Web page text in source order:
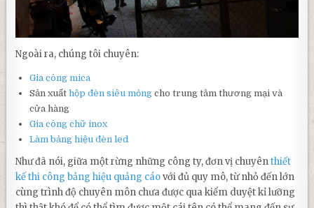
Ngoài ra, chúng tôi chuyên:
Gia công mica
Sản xuấthộp đèn siêu mỏng cho trung tâm thương mại và
cửa hàng
Gia công chữ inox
Làm bảng hiệu đèn led
Như đã nói, giữa một rừng những công ty, đơn vị chuyênthiết
kế thi công bảng hiệu quảng cáovới đủ quy mô, từ nhỏ đến lớn
cùng trình độ chuyên môn chưa được qua kiểm duyệt kỉ lưỡng